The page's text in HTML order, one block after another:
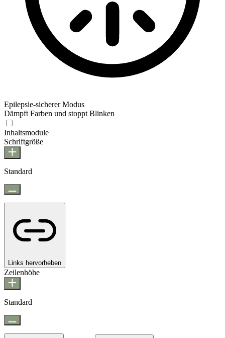
Epilepsie-sicherer Modus
Dämpft Farben und stoppt Blinken
Inhaltsmodule
Schriftgröße
Standard
Links hervorheben
Zeilenhöhe
Standard